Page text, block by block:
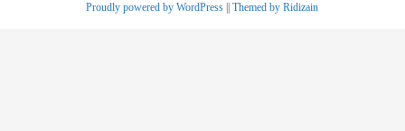
Proudly powered by WordPress ||Themed by Ridizain